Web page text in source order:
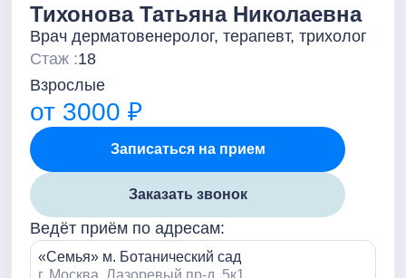
Тихонова Татьяна Николаевна
Врач дерматовенеролог, терапевт, трихолог
Стаж :18
Взрослые
от 3000 ₽
Записаться на прием
Заказать звонок
Ведёт приём по адресам:
«Семья» м. Ботанический сад
г. Москва, Лазоревый пр-д, 5к1